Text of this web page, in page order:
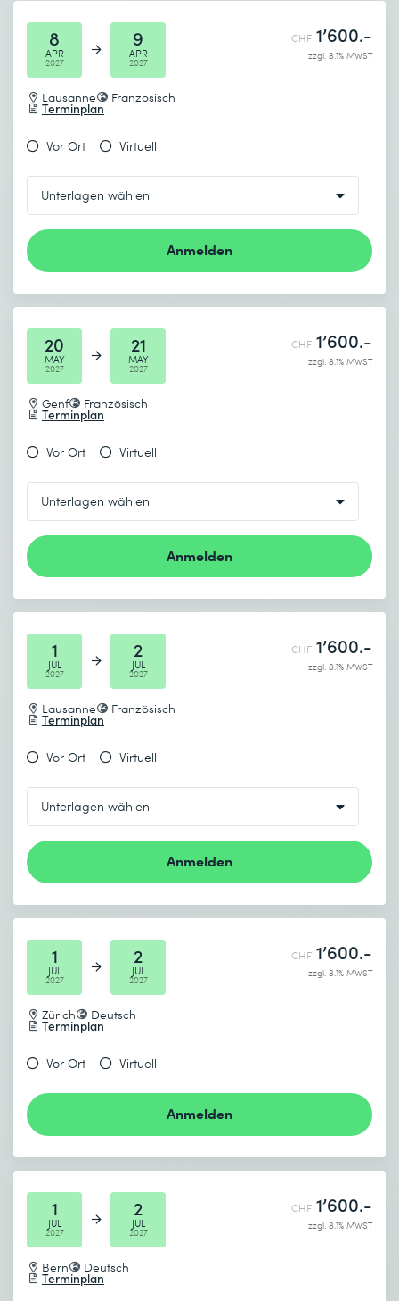
8
APR
2027
9
APR
2027
Lausanne Französisch
Terminplan
CHF 1’600.-
zzgl. 8.1% MWST
Vor Ort Virtuell
Anmelden
20
MAY
2027
21
MAY
2027
Genf Französisch
Terminplan
CHF 1’600.-
zzgl. 8.1% MWST
Vor Ort Virtuell
Anmelden
1
JUL
2027
2
JUL
2027
Lausanne Französisch
Terminplan
CHF 1’600.-
zzgl. 8.1% MWST
Vor Ort Virtuell
Anmelden
1
JUL
2027
2
JUL
2027
Zürich Deutsch
Terminplan
CHF 1’600.-
zzgl. 8.1% MWST
Vor Ort Virtuell
Anmelden
1
JUL
2027
2
JUL
2027
Bern Deutsch
Terminplan
CHF 1’600.-
zzgl. 8.1% MWST